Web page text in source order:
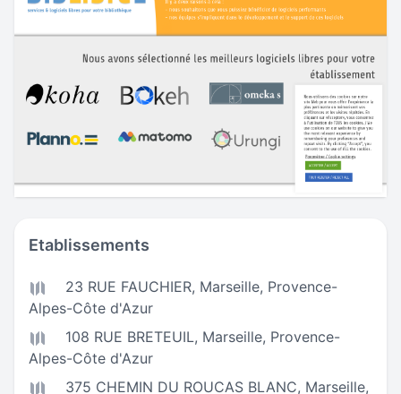
Etablissements
23 RUE FAUCHIER, Marseille, Provence-
Alpes-Côte d'Azur
108 RUE BRETEUIL, Marseille, Provence-
Alpes-Côte d'Azur
375 CHEMIN DU ROUCAS BLANC, Marseille,